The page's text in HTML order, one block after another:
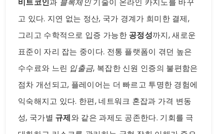
고 있다. 지연 없는 정산, 국가 경계가 희미한 결제,
그리고 수학적으로 입증 가능한 공정성까지, 새로운
표준이 자리 잡는 중이다. 전통 플랫폼이 겪던 높은
수수료와 느린 입출금, 복잡한 신원 인증의 불편함은
점차 개선되고, 플레이어는 더 빠르고 투명한 경험에
익숙해지고 있다. 한편, 네트워크 혼잡과 가격 변동
성, 국가별 규제와 같은 과제도 공존한다. 기회를 극